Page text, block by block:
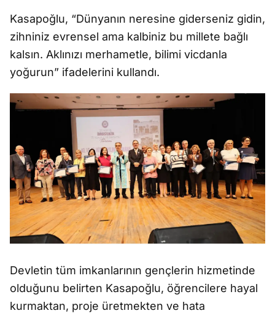
Kasapoğlu, “Dünyanın neresine giderseniz gidin,
zihniniz evrensel ama kalbiniz bu millete bağlı
kalsın. Aklınızı merhametle, bilimi vicdanla
yoğurun” ifadelerini kullandı.
Devletin tüm imkanlarının gençlerin hizmetinde
olduğunu belirten Kasapoğlu, öğrencilere hayal
kurmaktan, proje üretmekten ve hata